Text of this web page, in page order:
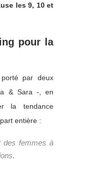
les 9, 10 et
pour la
par deux
& Sara -, en
la tendance
entière :
des femmes à